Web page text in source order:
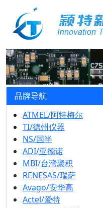
品牌导航
ATMEL/阿特梅尔
TI/德州仪器
NS/国半
ADI/亚德诺
MBI/台湾聚积
RENESAS/瑞萨
Avago/安华高
Actel/爱特